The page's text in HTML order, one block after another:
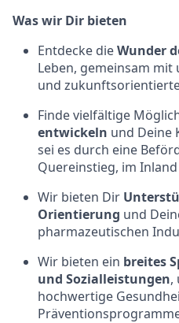
Was wir Dir bieten
Entdecke dieWunder
Leben, gemeinsam
und
Finde vielfältige
entwickeln und Deine
sei es durch eine
Quereinstieg, im
Wir bieten Dir
Orientierung und
pharmazeutischen
Wir bieten ein breites
und Sozialleistungen,
hochwertige